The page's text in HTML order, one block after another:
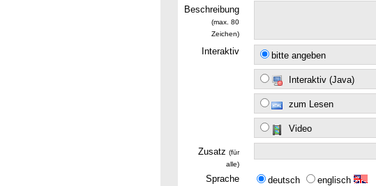
Beschreibung
(max. 80
Zeichen)
Interaktiv bitte angeben
Interaktiv (Java)
zum Lesen
Video
Zusatz (für
alle)
Sprache deutsch englisch